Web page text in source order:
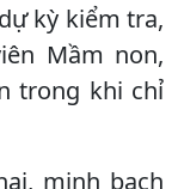
kỳ kiểm tra,
Mầm non,
trong khi chỉ
minh bạch